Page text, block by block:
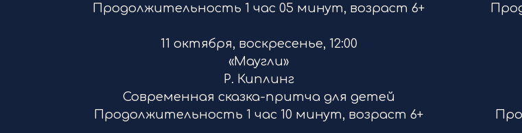
Продолжительность 1 час 05 минут, возраст 6+
11 октября, воскресенье, 12:00
«Маугли»
Р. Киплинг
Современная сказка-притча для детей
Продолжительность 1 час 10 минут, возраст 6+